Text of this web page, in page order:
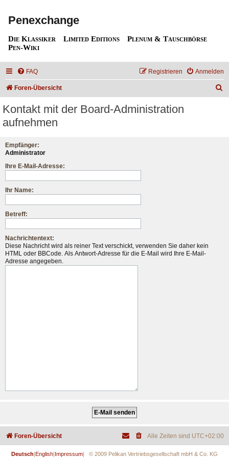
Penexchange
Die Klassiker Limited Editions
Plenum & Tauschbörse
Pen-Wiki
FAQ Anmelden
Registrieren
Foren-Übersicht
Kontakt mit der Board-Administration
aufnehmen
Empfänger:
Administrator
Ihre E-Mail-Adresse:
Ihr Name:
Betreff:
Nachrichtentext:
Diese Nachricht wird als reiner Text verschickt, verwenden Sie daher kein
HTML oder BBCode. Als Antwort-Adresse für die E-Mail wird Ihre E-Mail-
Adresse angegeben.
Foren-Übersicht Alle Zeiten sind UTC+02:00
Deutsch|English|Impressum| © 2009 Pelikan Vertriebsgesellschaft mbH & Co. KG